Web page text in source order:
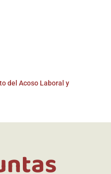
del Acoso Laboral y